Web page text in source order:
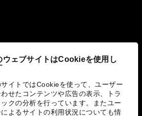
ウェブサイトはCookieを使用し
サイトではCookieを使って、ユーザー
せたコンテンツや広告の表示、トラ
クの分析を行っています。またユー
よるサイトの利用状況についても情
取り組み